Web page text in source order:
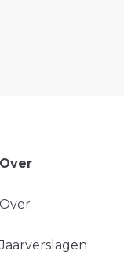
Over
Over
Jaarverslagen